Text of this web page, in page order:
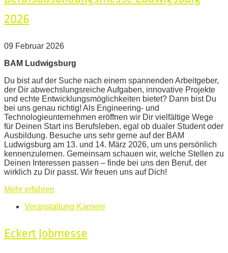
2026
09 Februar 2026
BAM Ludwigsburg
Du bist auf der Suche nach einem spannenden Arbeitgeber,
der Dir abwechslungsreiche Aufgaben, innovative Projekte
und echte Entwicklungsmöglichkeiten bietet? Dann bist Du
bei uns genau richtig! Als Engineering- und
Technologieunternehmen eröffnen wir Dir vielfältige Wege
für Deinen Start ins Berufsleben, egal ob dualer Student oder
Ausbildung. Besuche uns sehr gerne auf der BAM
Ludwigsburg am 13. und 14. März 2026, um uns persönlich
kennenzulernen. Gemeinsam schauen wir, welche Stellen zu
Deinen Interessen passen – finde bei uns den Beruf, der
wirklich zu Dir passt. Wir freuen uns auf Dich!
Mehr erfahren
Veranstaltung Karriere
Eckert Jobmesse